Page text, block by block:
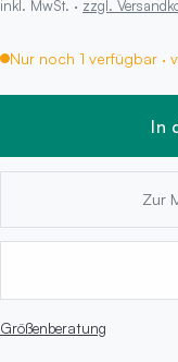
inkl. MwSt. · zzgl.
Nur noch 1 verfügbar ·
In
Zur
Größenberatung